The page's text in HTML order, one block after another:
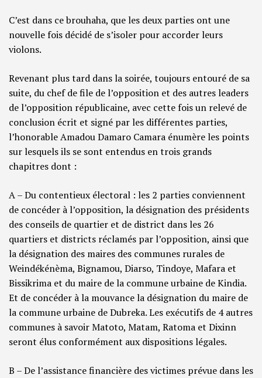
C’est dans ce brouhaha, que les deux parties ont une
nouvelle fois décidé de s’isoler pour accorder leurs
violons.
Revenant plus tard dans la soirée, toujours entouré de sa
suite, du chef de file de l’opposition et des autres leaders
de l’opposition républicaine, avec cette fois un relevé de
conclusion écrit et signé par les différentes parties,
l’honorable Amadou Damaro Camara énumère les points
sur lesquels ils se sont entendus en trois grands
chapitres dont :
A – Du contentieux électoral : les 2 parties conviennent
de concéder à l’opposition, la désignation des présidents
des conseils de quartier et de district dans les 26
quartiers et districts réclamés par l’opposition, ainsi que
la désignation des maires des communes rurales de
Weindékénèma, Bignamou, Diarso, Tindoye, Mafara et
Bissikrima et du maire de la commune urbaine de Kindia.
Et de concéder à la mouvance la désignation du maire de
la commune urbaine de Dubreka. Les exécutifs de 4 autres
communes à savoir Matoto, Matam, Ratoma et Dixinn
seront élus conformément aux dispositions légales.
B – De l’assistance financière des victimes prévue dans les